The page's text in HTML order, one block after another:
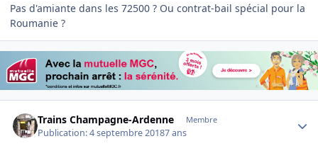
Pas d'amiante dans les 72500 ? Ou contrat-bail spécial pour la
Roumanie ?
Trains Champagne-Ardenne Membre
Publication:4 septembre 20187 ans